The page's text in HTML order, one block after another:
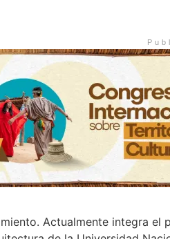
Actualmente integra